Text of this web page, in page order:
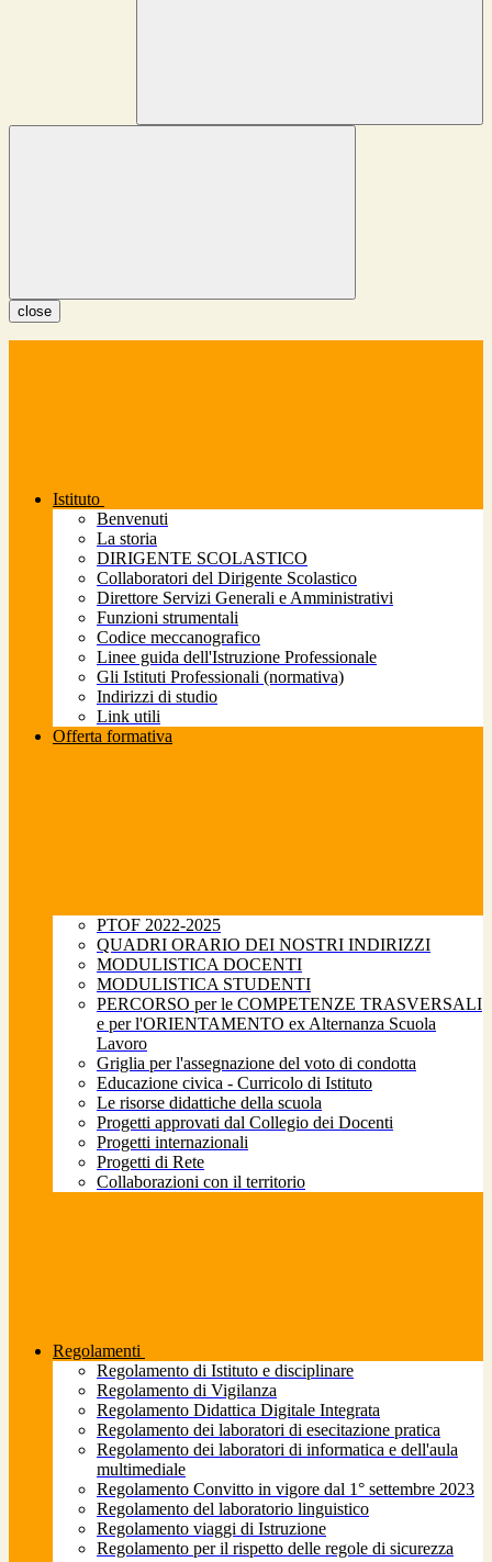
close
Istituto
Benvenuti
La storia
DIRIGENTE SCOLASTICO
Collaboratori del Dirigente Scolastico
Direttore Servizi Generali e Amministrativi
Funzioni strumentali
Codice meccanografico
Linee guida dell'Istruzione Professionale
Gli Istituti Professionali (normativa)
Indirizzi di studio
Link utili
Offerta formativa
PTOF 2022-2025
QUADRI ORARIO DEI NOSTRI INDIRIZZI
MODULISTICA DOCENTI
MODULISTICA STUDENTI
PERCORSO per le COMPETENZE TRASVERSALI
e per l'ORIENTAMENTO ex Alternanza Scuola
Lavoro
Griglia per l'assegnazione del voto di condotta
Educazione civica - Curricolo di Istituto
Le risorse didattiche della scuola
Progetti approvati dal Collegio dei Docenti
Progetti internazionali
Progetti di Rete
Collaborazioni con il territorio
Regolamenti
Regolamento di Istituto e disciplinare
Regolamento di Vigilanza
Regolamento Didattica Digitale Integrata
Regolamento dei laboratori di esecitazione pratica
Regolamento dei laboratori di informatica e dell'aula
multimediale
Regolamento Convitto in vigore dal 1° settembre 2023
Regolamento del laboratorio linguistico
Regolamento viaggi di Istruzione
Regolamento per il rispetto delle regole di sicurezza